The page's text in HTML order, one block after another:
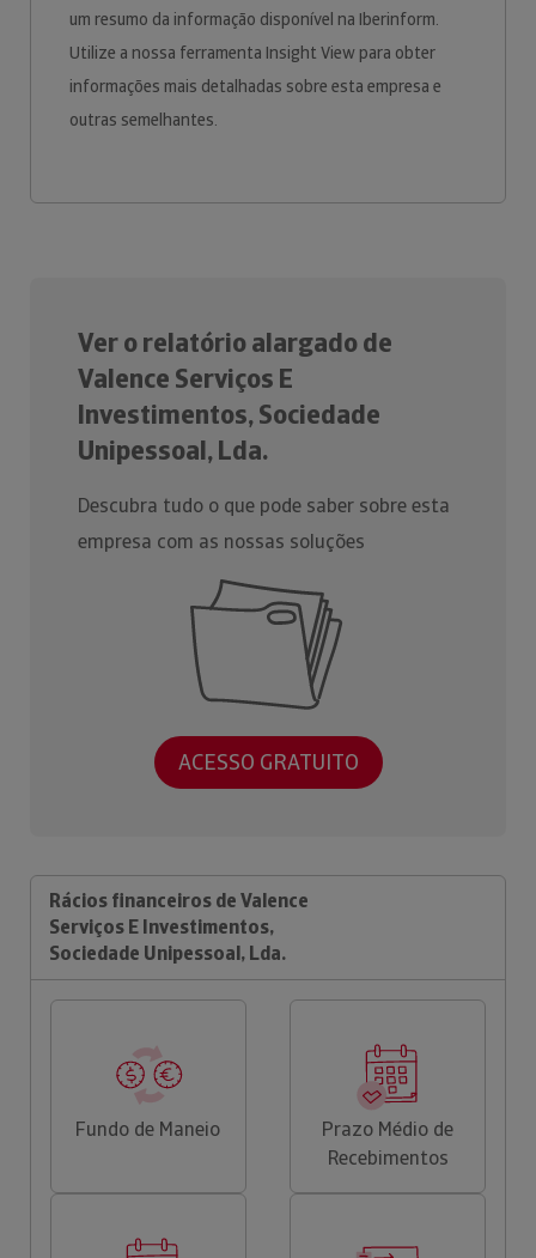
um resumo da informação disponível na Iberinform.
Utilize a nossa ferramenta Insight View para obter
informações mais detalhadas sobre esta empresa e
outras semelhantes.
Ver o relatório alargado de
Valence Serviços E
Investimentos, Sociedade
Unipessoal, Lda.
Descubra tudo o que pode saber sobre esta
empresa com as nossas soluções
ACESSO GRATUITO
Rácios financeiros de Valence
Serviços E Investimentos,
Sociedade Unipessoal, Lda.
Fundo de Maneio
Prazo Médio de
Recebimentos